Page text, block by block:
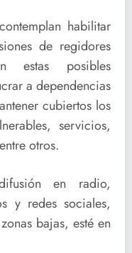
habilitar
de regidores
estas posibles
a dependencias
cubiertos los
servicios,
otros.
en radio,
y redes sociales,
bajas, esté en